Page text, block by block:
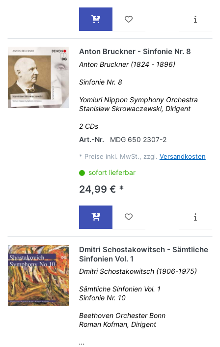
Anton Bruckner - Sinfonie Nr. 8
Anton Bruckner (1824 - 1896)
Sinfonie Nr. 8
Yomiuri Nippon Symphony Orchestra
Stanisław Skrowaczewski, Dirigent
2 CDs
Art.-Nr.
MDG 650 2307-2
* Preise inkl. MwSt., zzgl. Versandkosten
sofort lieferbar
24,99 € *
Dmitri Schostakowitsch - Sämtliche
Sinfonien Vol. 1
Dmitri Schostakowitsch (1906-1975)
Sämtliche Sinfonien Vol. 1
Sinfonie Nr. 10
Beethoven Orchester Bonn
Roman Kofman, Dirigent
...